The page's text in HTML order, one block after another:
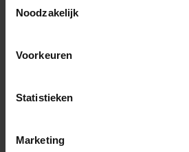
Noodzakelijk
Voorkeuren
Statistieken
Marketing